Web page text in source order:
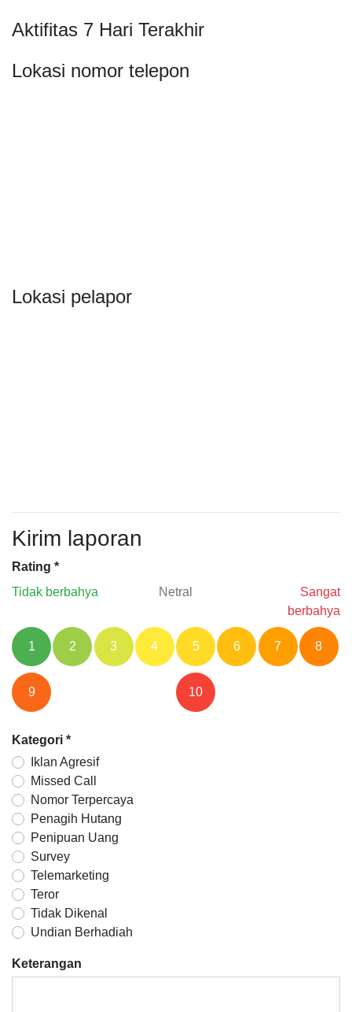
Aktifitas 7 Hari Terakhir
Lokasi nomor telepon
Lokasi pelapor
Kirim laporan
Rating *
Tidak berbahya
Netral
Sangat
berbahya
1 2 3 4 5 6 7 8
9 10
Kategori *
Iklan Agresif
Missed Call
Nomor Terpercaya
Penagih Hutang
Penipuan Uang
Survey
Telemarketing
Teror
Tidak Dikenal
Undian Berhadiah
Keterangan